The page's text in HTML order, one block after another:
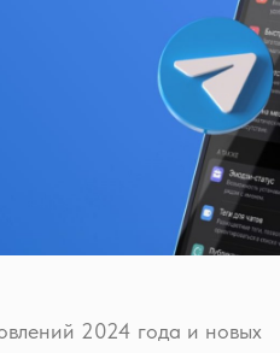
2024 года и новых